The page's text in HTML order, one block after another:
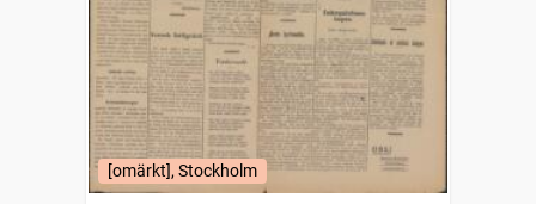
[omärkt], Stockholm